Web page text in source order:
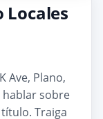
Locales
Ave, Plano,
hablar sobre
Traiga